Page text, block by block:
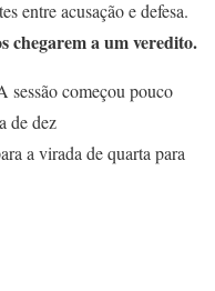
entre acusação e defesa.
chegarem a um veredito.
sessão começou pouco
de dez
a virada de quarta para